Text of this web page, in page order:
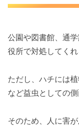
公園や図書館、通
役所で対処してくれ
ただし、ハチには
など益虫としての側
そのため、人に害